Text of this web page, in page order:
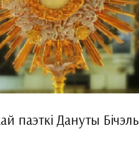
паэткі Дануты Бічэль